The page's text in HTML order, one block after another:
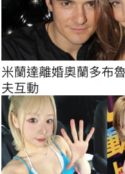
米蘭達離婚奧蘭多布
夫互動